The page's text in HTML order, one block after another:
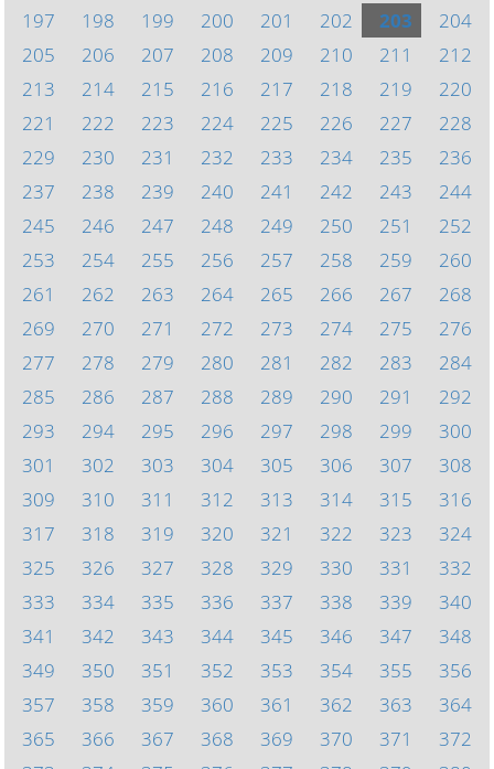
197
198 199 200 201 202 203
204
205
206 207 208 209 210 211
212
213
214 215 216 217 218 219
220
221
222 223 224 225 226 227
228
229
230 231 232 233 234 235
236
237
238 239 240 241 242 243
244
245
246 247 248 249 250 251
252
253
254 255 256 257 258 259
260
261
262 263 264 265 266 267
268
269
270 271 272 273 274 275
276
277
278 279 280 281 282 283
284
285
286 287 288 289 290 291
292
293
294 295 296 297 298 299
300
301
302 303 304 305 306 307
308
309
310 311 312 313 314 315
316
317
318 319 320 321 322 323
324
325
326 327 328 329 330 331
332
333
334 335 336 337 338 339
340
341
342 343 344 345 346 347
348
349
350 351 352 353 354 355
356
357
358 359 360 361 362 363
364
365
366 367 368 369 370 371
372